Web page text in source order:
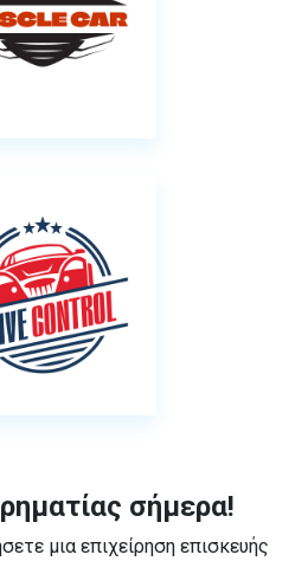
σήμερα!
μια επιχείρηση επισκευής